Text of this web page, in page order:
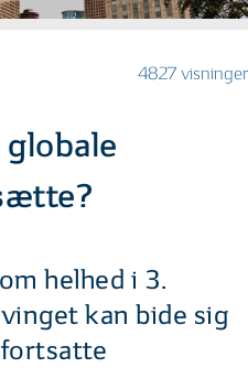
4827 visninger
helhed i 3.
kan bide sig